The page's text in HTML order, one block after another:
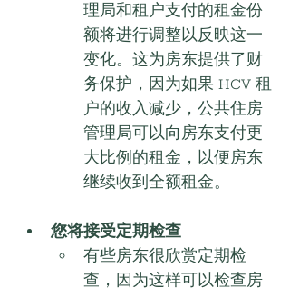
理局和租户支付的租金份
额将进行调整以反映这一
变化。这为房东提供了财
务保护，因为如果 HCV 租
户的收入减少，公共住房
管理局可以向房东支付更
大比例的租金，以便房东
继续收到全额租金。
您将接受定期检查
有些房东很欣赏定期检
查，因为这样可以检查房